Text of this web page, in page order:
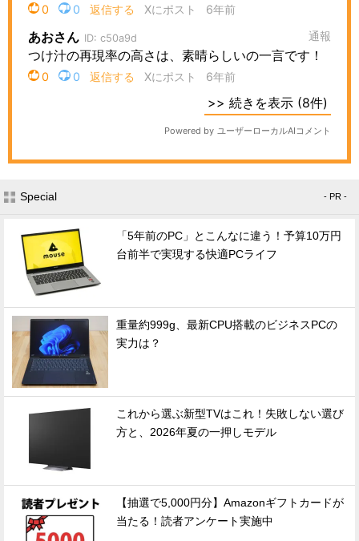
Special - PR -
「5年前のPC」とこんなに違う！予算10万円
台前半で実現する快適PCライフ
重量約999g、最新CPU搭載のビジネスPCの
実力は？
これから選ぶ新型TVはこれ！失敗しない選び
方と、2026年夏の一押しモデル
【抽選で5,000円分】Amazonギフトカードが
当たる！読者アンケート実施中